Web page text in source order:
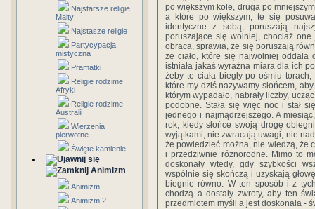
Najstarsze religie
Malty
Najstasze religie
Partycypacja
mistyczna
Pramatki
Religie rodzime
Afryki
Religie rodzime
Australii
Wierzenia
pierwotne
Święte kamienie
Animizm
Animizm
Animizm 2
po większym kole, druga po
a które po większym, te się
identyczne z sobą, poruszają
poruszające się wolniej, chociaż
obraca, sprawia, że się poruszają
że ciało, które się najwolniej oddala
istniała jakaś wyraźna miara dla ich
żeby te ciała biegły po ośmiu
które my dziś nazywamy słońcem,
którym wypadało, nabrały liczby,
podobne. Stała się więc noc i stał
jednego i najmądrzejszego. A
rok, kiedy słońce swoją drogę
wyjątkami, nie zwracają uwagi, nie
że powiedzieć można, nie wiedzą, że
i przedziwnie różnorodne. Mimo to
doskonały wtedy, gdy szybkości
wspólnie się skończą i uzyskają
biegnie równo. W ten sposób i z
chodzą a dostały zwroty, aby ten
przedmiotem myśli a jest doskonała -